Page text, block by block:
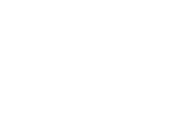
Tiefenthaler Paula &